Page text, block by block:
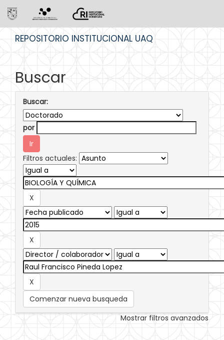
REPOSITORIO INSTITUCIONAL UAQ
Buscar
Buscar:
por
Filtros actuales:
Comenzar nueva busqueda
Mostrar filtros avanzados